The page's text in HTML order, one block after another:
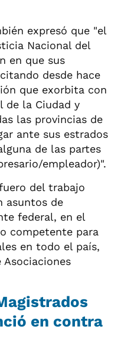
expresó que "el
Nacional del
en que sus
desde hace
que exorbita con
la Ciudad y
las provincias de
ante sus estrados
de las partes
empleador)".
del trabajo
asuntos de
federal, en el
competente para
en todo el país,
Asociaciones
en contra